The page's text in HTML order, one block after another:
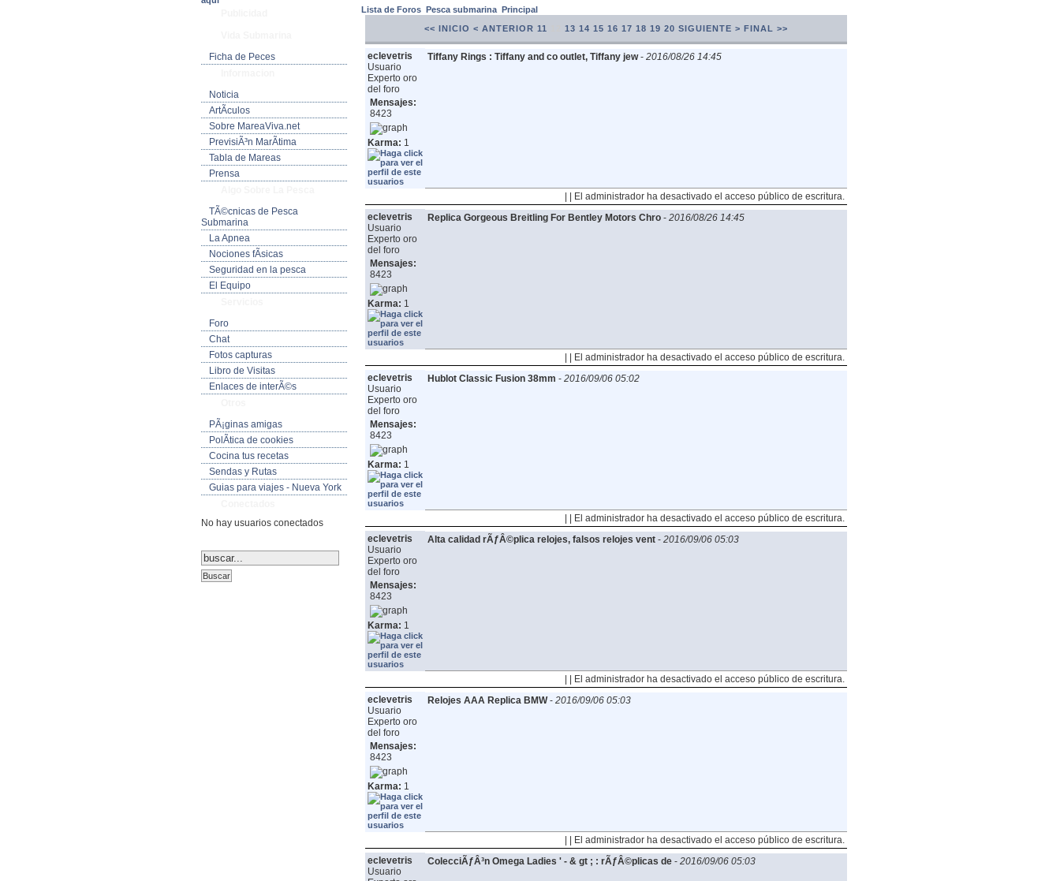
Ficha de Peces
Noticia
ArtÃ­culos
Sobre MareaViva.net
PrevisiÃ³n MarÃ­tima
Tabla de Mareas
Prensa
TÃ©cnicas de Pesca
Submarina
La Apnea
Nociones fÃ­sicas
Seguridad en la pesca
El Equipo
Foro
Chat
Fotos capturas
Libro de Visitas
Enlaces de interÃ©s
PÃ¡ginas amigas
PolÃ­tica de cookies
Cocina tus recetas
Sendas y Rutas
Guias para viajes - Nueva York
No hay usuarios conectados
Lista de Foros Pesca submarina Principal
<< INICIO < ANTERIOR 11 13 14 15 16 17 18 19 20 SIGUIENTE > FINAL >>
eclevetris
Usuario
Experto oro
del foro
Mensajes:
8423
Karma: 1
Tiffany Rings : Tiffany and co outlet, Tiffany jew- 2016/08/26 14:45
| | El administrador ha desactivado el acceso público de escritura.
eclevetris
Usuario
Experto oro
del foro
Mensajes:
8423
Karma: 1
Replica Gorgeous Breitling For Bentley Motors Chro- 2016/08/26 14:45
| | El administrador ha desactivado el acceso público de escritura.
eclevetris
Usuario
Experto oro
del foro
Mensajes:
8423
Karma: 1
Hublot Classic Fusion 38mm - 2016/09/06 05:02
| | El administrador ha desactivado el acceso público de escritura.
eclevetris
Usuario
Experto oro
del foro
Mensajes:
8423
Karma: 1
Alta calidad rÃƒÂ©plica relojes, falsos relojes vent- 2016/09/06 05:03
| | El administrador ha desactivado el acceso público de escritura.
eclevetris
Usuario
Experto oro
del foro
Mensajes:
8423
Karma: 1
Relojes AAA Replica BMW- 2016/09/06 05:03
| | El administrador ha desactivado el acceso público de escritura.
eclevetris
Usuario
ColecciÃƒÂ³n Omega Ladies ' - & gt ; : rÃƒÂ©plicas de- 2016/09/06 05:03